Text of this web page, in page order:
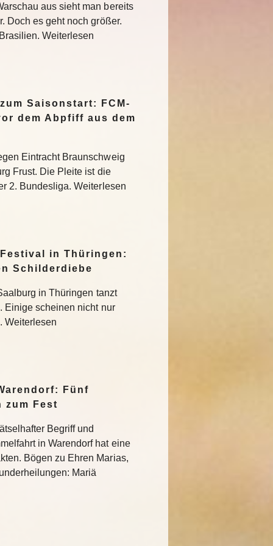
aus sieht man bereits
Doch es geht noch größer.
Weiterlesen
Saisonstart: FCM-
dem Abpfiff aus dem
Eintracht Braunschweig
Frust. Die Pleite ist die
2. Bundesliga. Weiterlesen
in Thüringen:
Schilderdiebe
in Thüringen tanzt
Einige scheinen nicht nur
Weiterlesen
Fünf
zum Fest
Begriff und
in Warendorf hat eine
Bögen zu Ehren Marias,
Mariä